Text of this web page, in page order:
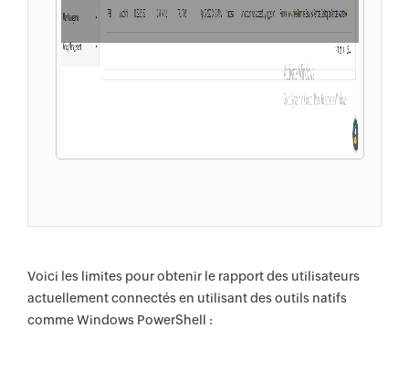
Voici les limites pour obtenir le rapport des utilisateurs
actuellement connectés en utilisant des outils natifs
comme Windows PowerShell :